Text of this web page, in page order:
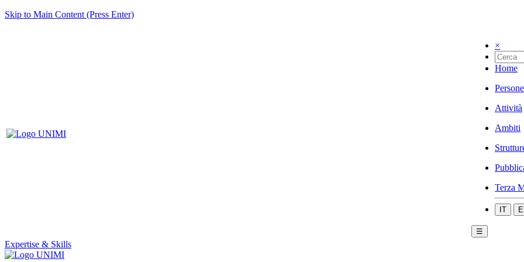
Skip to Main Content (Press Enter)
×
Home
Persone
Attività
Ambiti
Terza
IT
☰
Expertise & Skills